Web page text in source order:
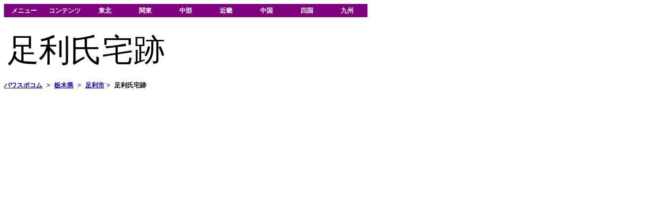
メニュー コンテンツ 東北 関東 中部 近畿 中国 四国 九州
足利氏宅跡
パワスポコム > 栃木県> 足利市 > 足利氏宅跡